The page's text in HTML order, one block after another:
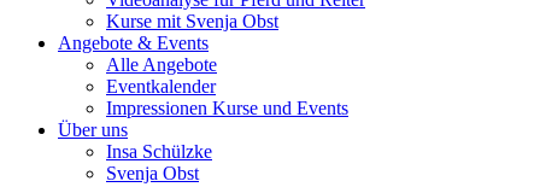
Kurse mit Svenja Obst
Angebote & Events
Alle Angebote
Eventkalender
Impressionen Kurse und Events
Über uns
Insa Schülzke
Svenja Obst